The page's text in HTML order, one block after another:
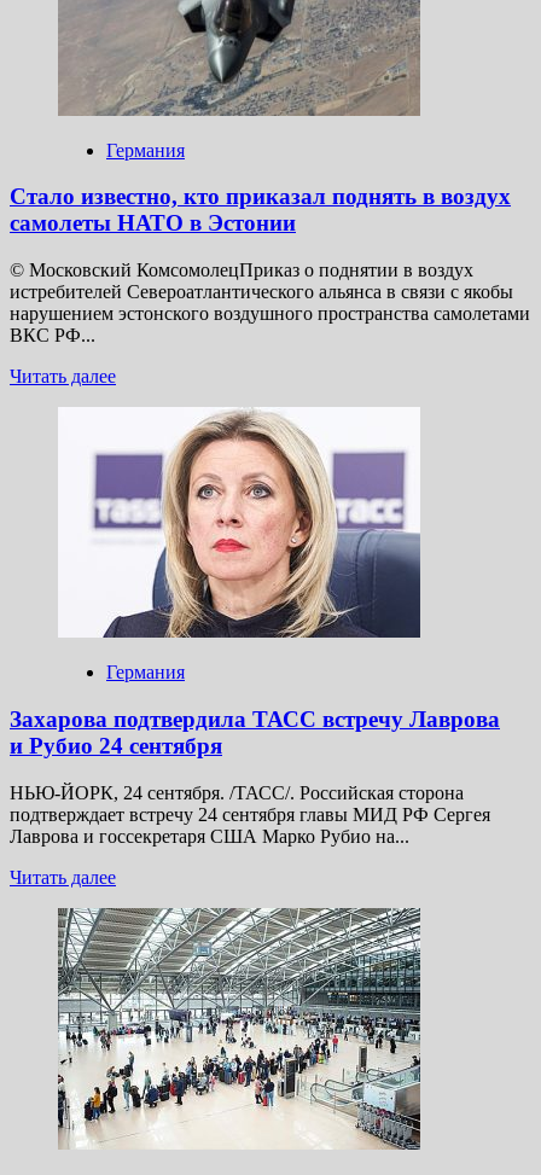
Германия
Стало известно, кто приказал поднять в воздух
самолеты НАТО в Эстонии
© Московский КомсомолецПриказ о поднятии в воздух
истребителей Североатлантического альянса в связи с якобы
нарушением эстонского воздушного пространства самолетами
ВКС РФ...
Читать далееПрочитать
известно,
приказал
поднять
в воздух
самолеты
НАТО
в Эстонии
Германия
Захарова подтвердила ТАСС встречу Лаврова
и Рубио 24 сентября
НЬЮ-ЙОРК, 24 сентября. /ТАСС/. Российская сторона
подтверждает встречу 24 сентября главы МИД РФ Сергея
Лаврова и госсекретаря США Марко Рубио на...
Читать далееПрочитать
о
Захарова
подтвердила
ТАСС
встречу
Лаврова
и Рубио
24 сентября